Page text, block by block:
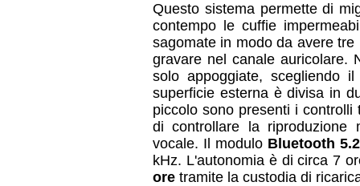
Questo sistema permette di
contempo le cuffie
sagomate in modo da avere
gravare nel canale auricolare.
solo appoggiate, scegliendo
superficie esterna è divisa in
piccolo sono presenti i
di controllare la riproduzione
vocale. Il modulo Bluetooth 5.2
kHz. L'autonomia è di circa 7
ore tramite la custodia di